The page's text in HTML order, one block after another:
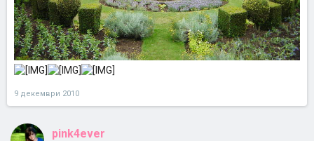
9 декември 2010
pink4ever